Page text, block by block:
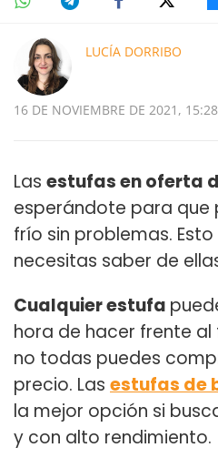
LUCÍA DORRIBO
16 DE NOVIEMBRE DE 2021, 15:28
Las estufas en oferta
esperándote para que
frío sin problemas.
necesitas saber de
Cualquier estufa
hora de hacer frente al
no todas puedes
precio. Las estufas de
la mejor opción si
y con alto rendimiento.